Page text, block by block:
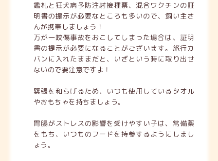
鑑札と狂犬病予防注射接種票、混合ワクチンの証
明書の提示が必要なところも多いので、飼い主さ
んが携帯しましょう！
万が一咬傷事故をおこしてしまった場合は、証明
書の提示が必要になることがございます。旅行カ
バンに入れたままだと、いざという時に取り出せ
ないので要注意ですよ！
緊張を和らげるため、いつも使用しているタオル
やおもちゃを持ちましょう。
胃腸がストレスの影響を受けやすい子は、常備薬
をもち、いつものフードを持参するようにしまし
ょう。